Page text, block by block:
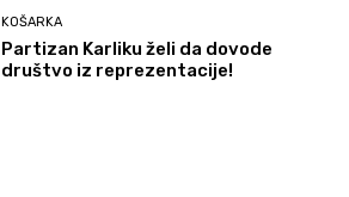
KOŠARKA
Partizan Karliku želi da dovode
društvo iz reprezentacije!